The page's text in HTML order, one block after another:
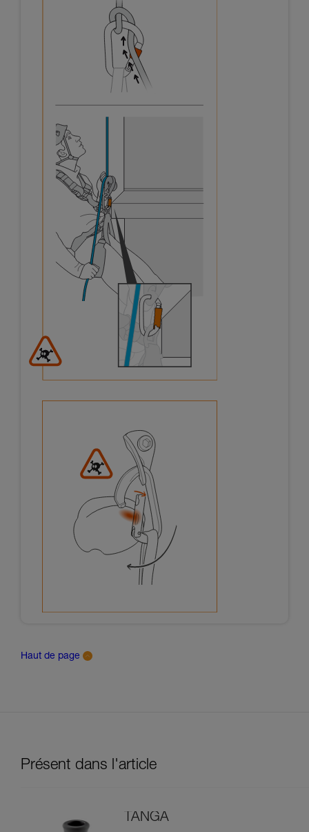
Haut de page
Présent dans l'article
TANGA